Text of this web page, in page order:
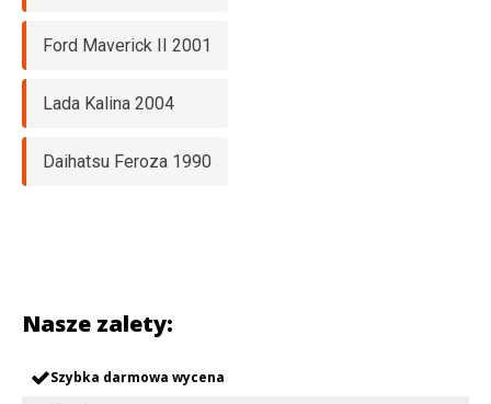
Ford Maverick II 2001
Lada Kalina 2004
Daihatsu Feroza 1990
Nasze zalety:
Szybka darmowa wycena